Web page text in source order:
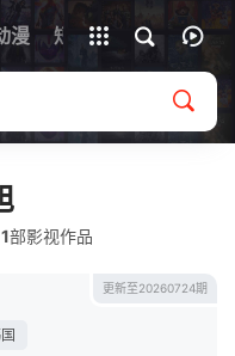
漫 短剧
1部影视作品
更新至20260724期